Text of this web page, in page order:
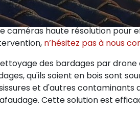
de la mousse par drone
les toits, les façades et d'autres
caméras haute résolution pour
n’hésitez pas à nous
des bardages par
qu'ils soient en bois sont
et d'autres contaminants
Cette solution est